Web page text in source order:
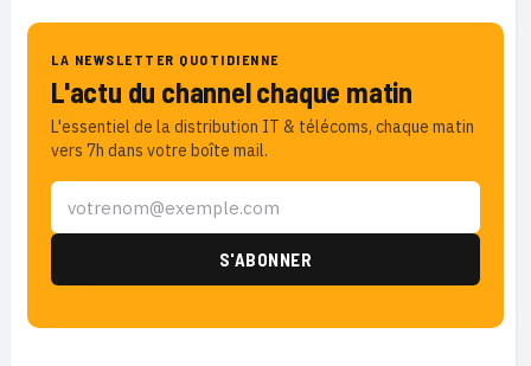
LA NEWSLETTER QUOTIDIENNE
L'actu du channel chaque matin
L'essentiel de la distribution IT & télécoms, chaque matin
vers 7h dans votre boîte mail.